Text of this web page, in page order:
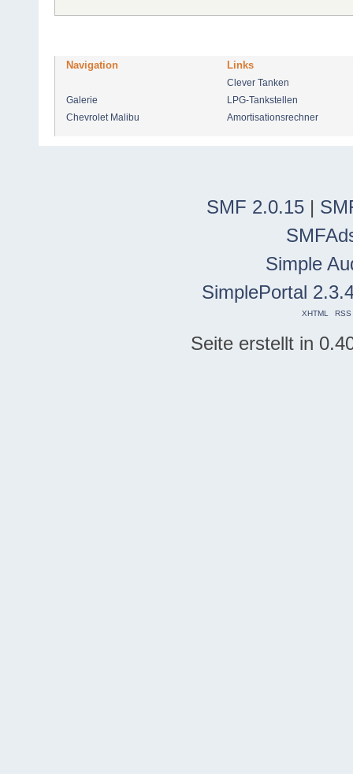
Navigation Links
Clever Tanken
Galerie
LPG-Tankstellen
Chevrolet Malibu
Amortisationsrechner
SMF 2.0.15 |
Simple
SimplePortal
XHTML RSS
Seite erstellt in